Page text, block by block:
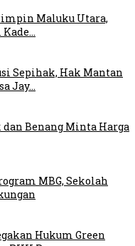
Maluku Utara,
Sepihak, Hak Mantan
Jay…
Benang Minta Harga
MBG, Sekolah
Hukum Green